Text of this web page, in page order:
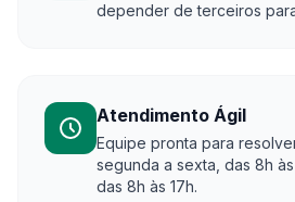
depender de terceiros
Atendimento Ágil
Equipe pronta para
segunda a sexta, das 8h
das 8h às 17h.